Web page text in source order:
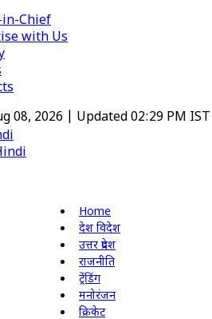
Chief
with Us
08, 2026 | Updated 02:29 PM IST
Home
देश विदेश
उत्तर प्रदेश
राजनीति
ट्रेंडिंग
मनोरंजन
क्रिकेट